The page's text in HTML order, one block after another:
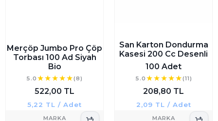
Merçöp Jumbo Pro Çöp
Torbası 100 Ad Siyah
Bio
5.0 (8)
522,00 TL
5,22 TL / Adet
San Karton Dondurma
Kasesi 200 Cc Desenli
100 Adet
5.0 (11)
208,80 TL
2,09 TL / Adet